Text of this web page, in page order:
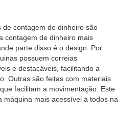
de contagem de dinheiro são
contagem de dinheiro mais
parte disso é o design. Por
possuem correias
​​e destacáveis, facilitando a
Outras são feitas com materiais
facilitam a movimentação. Este
máquina mais acessível a todos na